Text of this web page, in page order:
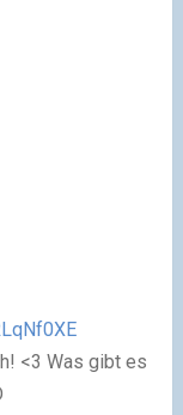
<3 Was gibt es